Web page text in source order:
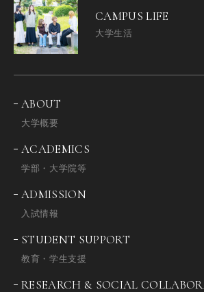
CAMPUS LIFE
大学生活
ABOUT
大学概要
ACADEMICS
学部・大学院等
ADMISSION
入試情報
STUDENT SUPPORT
教育・学生支援
RESEARCH & SOCIAL